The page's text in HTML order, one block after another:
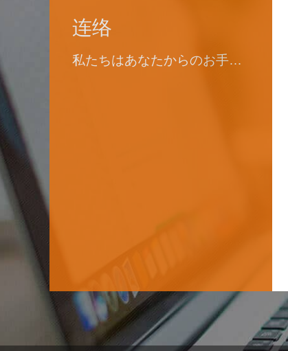
连络
私たちはあなたからのお手紙を楽しみにしています